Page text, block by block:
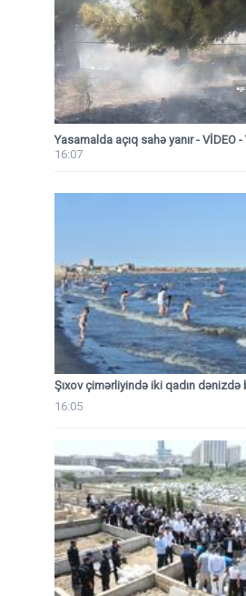
Yasamalda açıq sahə yanır - VİDEO
16:07
Şıxov çimərliyində iki qadın dənizdə
16:05